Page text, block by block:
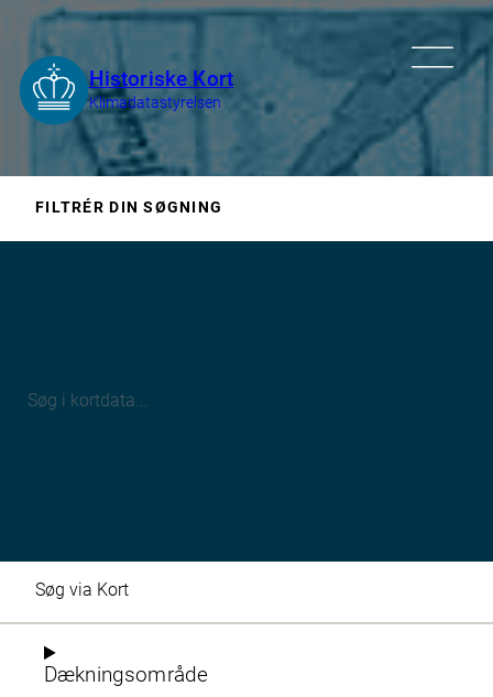
FILTRÉR DIN SØGNING
Søg via Kort
Dækningsområde